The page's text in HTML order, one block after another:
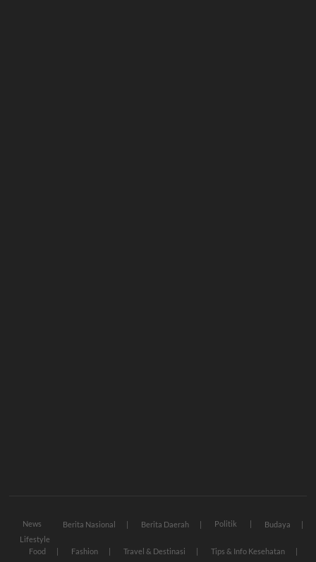
News Berita Nasional Berita Daerah Politik
Budaya
Lifestyle
Food
Fashion Travel & Destinasi
Tips & Info Kesehatan